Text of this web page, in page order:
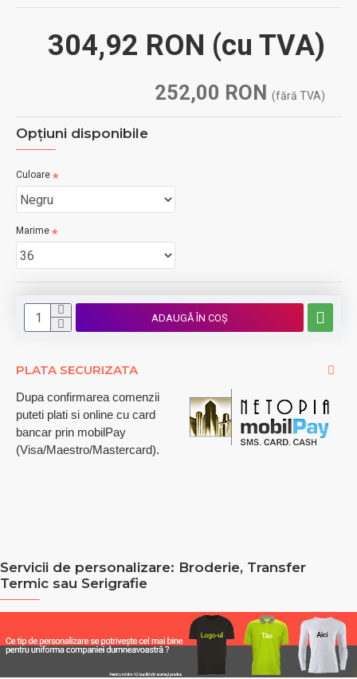
252,00 RON (fără TVA)
304,92 RON (cu TVA)
Opţiuni disponibile
Culoare
Marime
ADAUGĂ ÎN COŞ
PLATA SECURIZATA
Dupa confirmarea comenzii
puteti plati si online cu card
bancar prin mobilPay
(Visa/Maestro/Mastercard).
Servicii de personalizare: Broderie, Transfer
Termic sau Serigrafie